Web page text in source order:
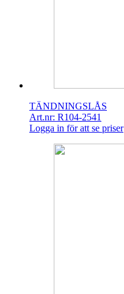
TÄNDNINGSLÅS
Art.nr: R104-2541
Logga in för att se priser